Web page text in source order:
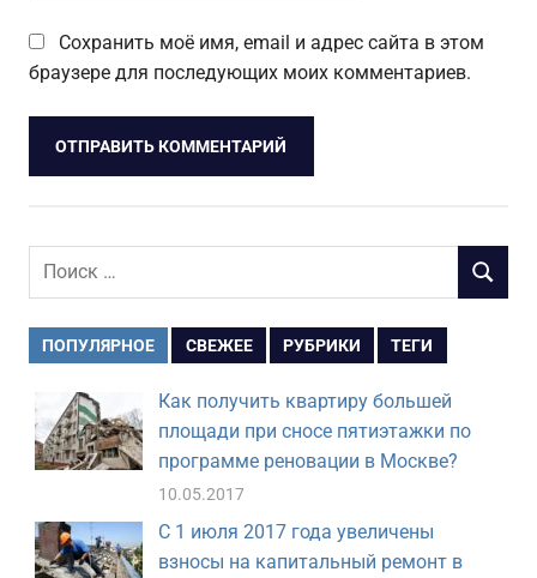
Сохранить моё имя, email и адрес сайта в этом
браузере для последующих моих комментариев.
Поиск
ПОИСК
ПОПУЛЯРНОЕ СВЕЖЕЕ РУБРИКИ ТЕГИ
Как получить квартиру большей
площади при сносе пятиэтажки по
программе реновации в Москве?
10.05.2017
С 1 июля 2017 года увеличены
взносы на капитальный ремонт в